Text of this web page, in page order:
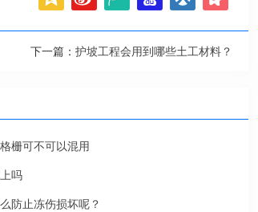
下一篇： 护坡工程会用到哪些土工材料？
栅可不可以混用
吗
防止冻伤损坏呢？